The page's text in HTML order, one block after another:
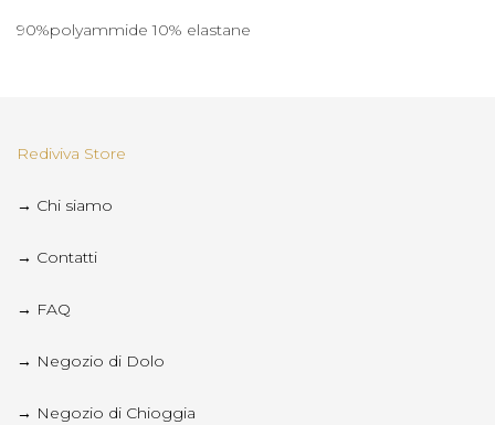
90%polyammide 10% elastane
Rediviva Store
→ Chi siamo
→ Contatti
→ FAQ
→ Negozio di Dolo
→ Negozio di Chioggia